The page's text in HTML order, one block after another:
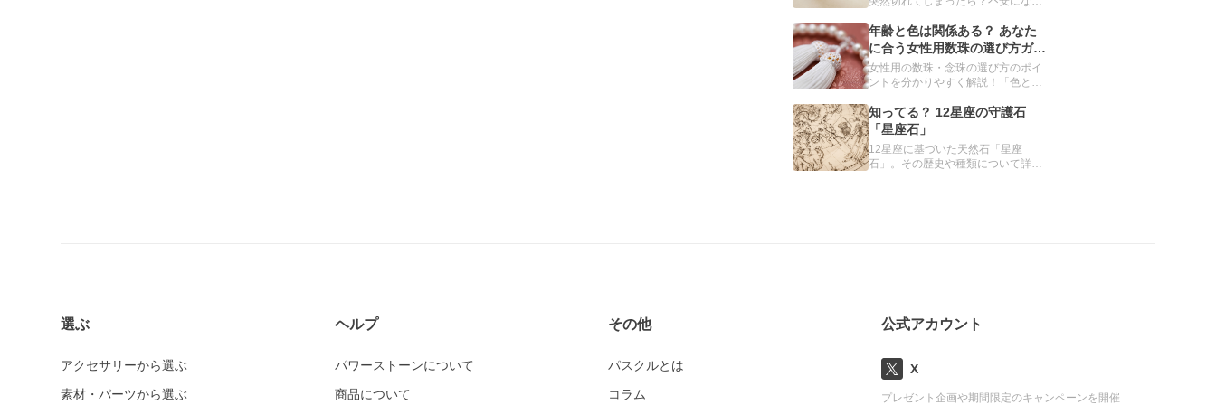
りません。パワーストーンブレスレ
ットが切れてしまう理由や、切れた
ときの対処方法について、分かりや
すくご紹介します。
年齢と色は関係ある？ あなた
に合う女性用数珠の選び方ガイ
ド
女性用の数珠・念珠の選び方のポイ
ントを分かりやすく解説！「色と年
ばいいの？」種類や素材別のおすす
めを紹介し、あなたにぴったりの数
珠を見つけるお手伝いをします。自
分だけの数珠をオーダーメイドでき
るサービスも。
知ってる？ 12星座の守護石
「星座石」
12星座に基づいた天然石「星座
石」。その歴史や種類について詳細
選ぶ
アクセサリーから選ぶ
素材・パーツから選ぶ
ヘルプ
パワーストーンについて
商品について
その他
パスクルとは
コラム
公式アカウント
X
プレゼント企画や期間限定のキャンペーンを開催